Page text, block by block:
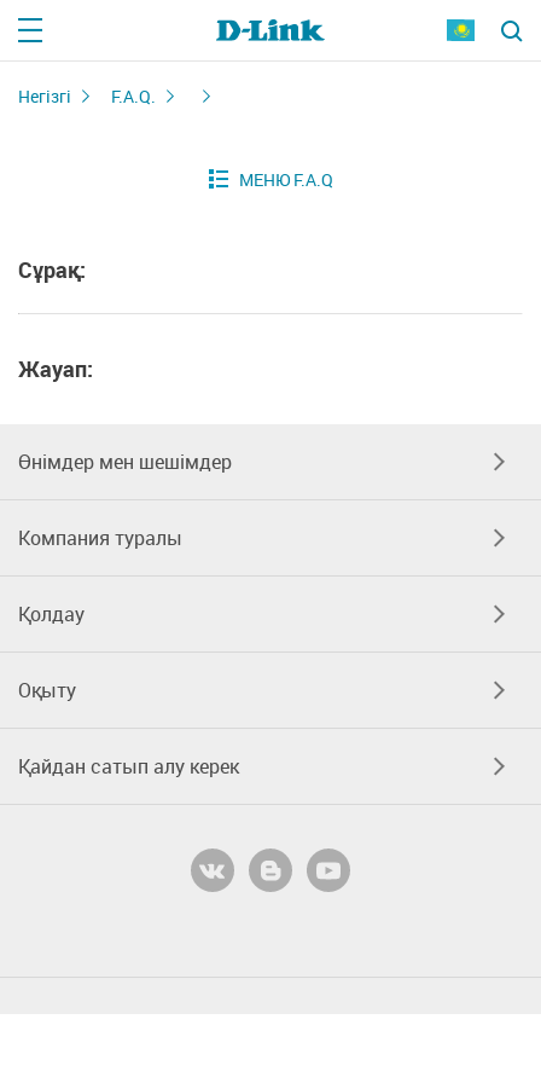
Негізгі F.A.Q.
Сұрақ:
Жауап:
Өнімдер мен шешімдер
Компания туралы
Қолдау
Оқыту
Қайдан сатып алу керек